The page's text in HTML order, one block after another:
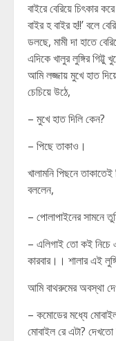
বাইরে বেরিয়ে চিৎকার
বাইর হ বাইর হ!!’ বলে
ডলছে, মামী দা হাতে
এদিকে খালুর লুঙ্গির
আমি লজ্জায় মুখে হাত
চেচিয়ে উঠে,
– মুখে হাত দিলি কেন?
– পিছে তাকাও।
খালামনি পিছনে
বললেন,
– পোলাপাইনের সামনে
– এলিগাই তো কই নিচে
কারবার।। শালার এই
আমি বাথরুমের অবস্থা
– কমোডের মধ্যে
মোবাইল রে এটা? দেখতো